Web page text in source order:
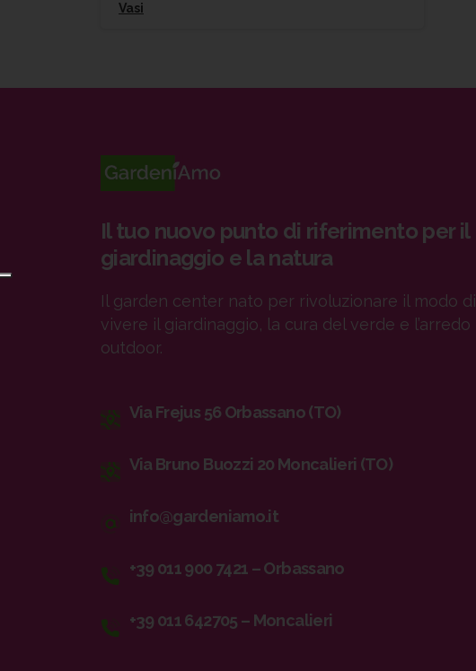
Vasi
Il tuo nuovo punto di riferimento per il
giardinaggio e la natura
Il garden center nato per rivoluzionare il modo di
vivere il giardinaggio, la cura del verde e l’arredo
outdoor.
Via Frejus 56 Orbassano (TO)
Via Bruno Buozzi 20 Moncalieri (TO)
info@gardeniamo.it
+39 011 900 7421 – Orbassano
+39 011 642705 – Moncalieri